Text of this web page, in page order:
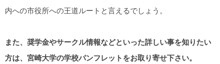
内への市役所への王道ルートと言えるでしょう。
また、奨学金やサークル情報などといった詳しい事を知りたい
方は、宮崎大学の学校パンフレットをお取り寄せ下さい。